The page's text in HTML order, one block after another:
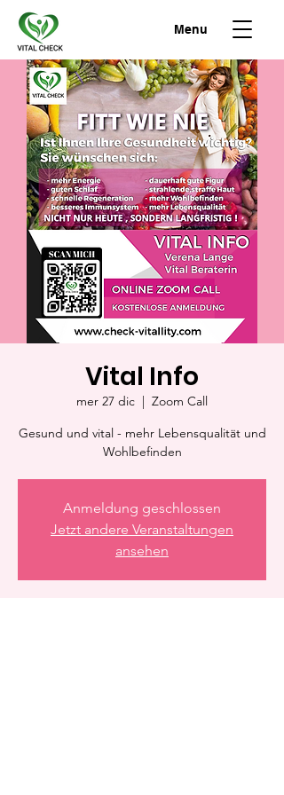
Menu
Vital Info
mer 27 dic
  |
Zoom Call
Gesund und vital - mehr Lebensqualität und
Wohlbefinden
Anmeldung geschlossen
Jetzt andere Veranstaltungen
ansehen